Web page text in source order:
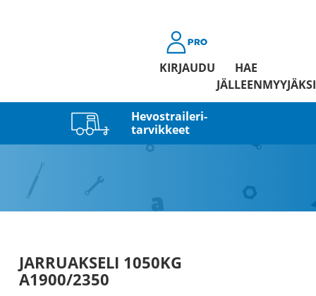
KIRJAUDU
HAE
JÄLLEENMYYJÄKSI
Hevostraileri­
tarvikkeet
JARRUAKSELI 1050KG
A1900/2350